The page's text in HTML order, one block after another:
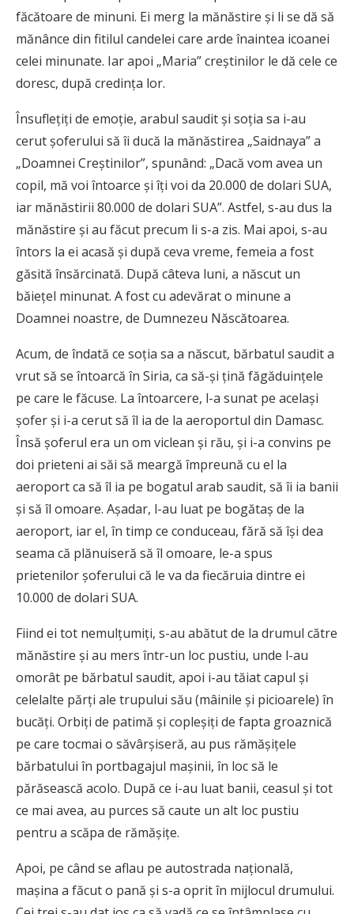
făcătoare de minuni. Ei merg la mănăstire şi li se dă să
mănânce din fitilul candelei care arde înaintea icoanei
celei minunate. Iar apoi „Maria” creştinilor le dă cele ce
doresc, după credinţa lor.
Însufleţiţi de emoţie, arabul saudit şi soţia sa i-au
cerut şoferului să îi ducă la mănăstirea „Saidnaya” a
„Doamnei Creştinilor”, spunând: „Dacă vom avea un
copil, mă voi întoarce şi îţi voi da 20.000 de dolari SUA,
iar mănăstirii 80.000 de dolari SUA”. Astfel, s-au dus la
mănăstire şi au făcut precum li s-a zis. Mai apoi, s-au
întors la ei acasă şi după ceva vreme, femeia a fost
găsită însărcinată. După câteva luni, a născut un
băieţel minunat. A fost cu adevărat o minune a
Doamnei noastre, de Dumnezeu Născătoarea.
Acum, de îndată ce soţia sa a născut, bărbatul saudit a
vrut să se întoarcă în Siria, ca să-şi ţină făgăduinţele
pe care le făcuse. La întoarcere, l-a sunat pe acelaşi
şofer şi i-a cerut să îl ia de la aeroportul din Damasc.
Însă şoferul era un om viclean şi rău, şi i-a convins pe
doi prieteni ai săi să meargă împreună cu el la
aeroport ca să îl ia pe bogatul arab saudit, să îi ia banii
şi să îl omoare. Aşadar, l-au luat pe bogătaş de la
aeroport, iar el, în timp ce conduceau, fără să îşi dea
seama că plănuiseră să îl omoare, le-a spus
prietenilor şoferului că le va da fiecăruia dintre ei
10.000 de dolari SUA.
Fiind ei tot nemulţumiţi, s-au abătut de la drumul către
mănăstire şi au mers într-un loc pustiu, unde l-au
omorât pe bărbatul saudit, apoi i-au tăiat capul şi
celelalte părţi ale trupului său (mâinile şi picioarele) în
bucăţi. Orbiţi de patimă şi copleşiţi de fapta groaznică
pe care tocmai o săvârşiseră, au pus rămăşiţele
bărbatului în portbagajul maşinii, în loc să le
părăsească acolo. După ce i-au luat banii, ceasul şi tot
ce mai avea, au purces să caute un alt loc pustiu
pentru a scăpa de rămăşiţe.
Apoi, pe când se aflau pe autostrada naţională,
maşina a făcut o pană şi s-a oprit în mijlocul drumului.